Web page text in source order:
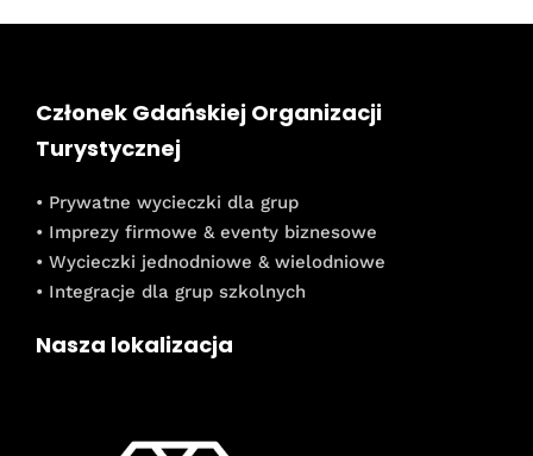
Członek Gdańskiej Organizacji
Turystycznej
• Prywatne wycieczki dla grup
• Imprezy firmowe & eventy biznesowe
• Wycieczki jednodniowe & wielodniowe
• Integracje dla grup szkolnych
Nasza lokalizacja